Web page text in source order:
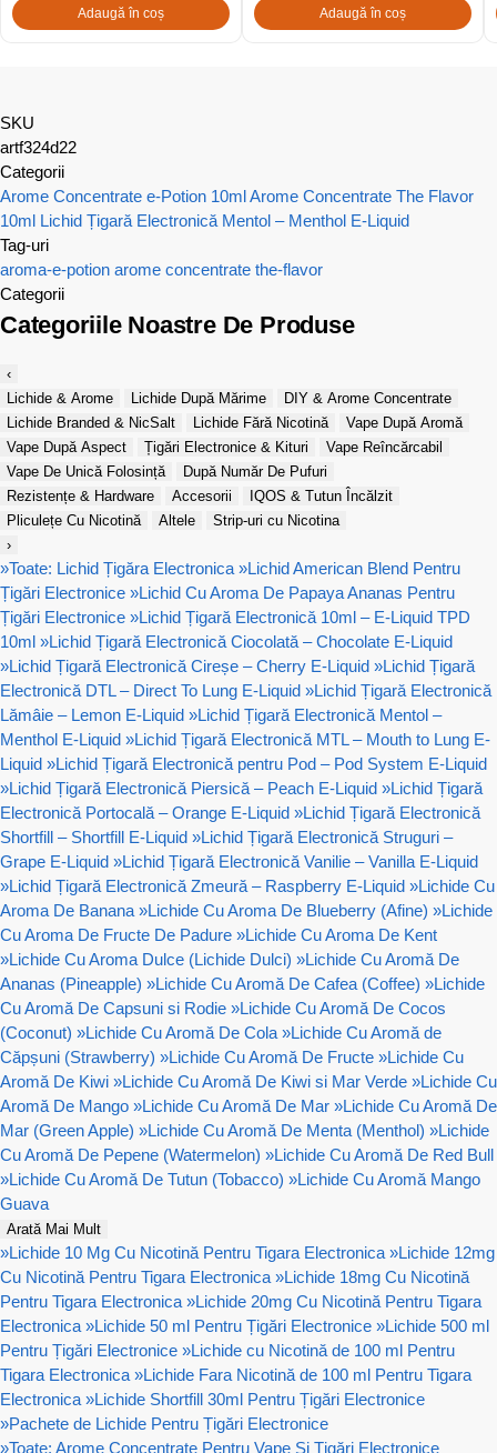
Adaugă în coș Adaugă în coș
SKU
artf324d22
Categorii
Arome Concentrate e-Potion 10mlArome Concentrate The Flavor
10ml Lichid Țigară Electronică Mentol – Menthol E-Liquid
Tag-uri
aroma-e-potion arome concentrate the-flavor
Categorii
Categoriile Noastre De Produse
‹
Lichide & Arome
Lichide După Mărime
DIY & Arome Concentrate
Lichide Branded & NicSalt
Lichide Fără Nicotină
Vape După Aromă
Vape După Aspect
Țigări Electronice & Kituri
Vape Reîncărcabil
Vape De Unică Folosință
După Număr De Pufuri
Rezistențe & Hardware
Accesorii
IQOS & Tutun Încălzit
Pliculețe Cu Nicotină
Altele
Strip-uri cu Nicotina
›
»Toate: Lichid Țigăra Electronica »Lichid American Blend Pentru
Țigări Electronice »Lichid Cu Aroma De Papaya Ananas Pentru
Țigări Electronice »Lichid Țigară Electronică 10ml – E-Liquid TPD
10ml »Lichid Țigară Electronică Ciocolată – Chocolate E-Liquid
»Lichid Țigară Electronică Cireșe – Cherry E-Liquid »Lichid Țigară
Electronică DTL – Direct To Lung E-Liquid »Lichid Țigară Electronică
Lămâie – Lemon E-Liquid »Lichid Țigară Electronică Mentol –
Menthol E-Liquid »Lichid Țigară Electronică MTL – Mouth to Lung E-
Liquid »Lichid Țigară Electronică pentru Pod – Pod System E-Liquid
»Lichid Țigară Electronică Piersică – Peach E-Liquid »Lichid Țigară
Electronică Portocală – Orange E-Liquid »Lichid Țigară Electronică
Shortfill – Shortfill E-Liquid »Lichid Țigară Electronică Struguri –
Grape E-Liquid »Lichid Țigară Electronică Vanilie – Vanilla E-Liquid
»Lichid Țigară Electronică Zmeură – Raspberry E-Liquid »Lichide Cu
Aroma De Banana »Lichide Cu Aroma De Blueberry (Afine) »Lichide
Cu Aroma De Fructe De Padure »Lichide Cu Aroma De Kent
»Lichide Cu Aroma Dulce (Lichide Dulci) »Lichide Cu Aromă De
Ananas (Pineapple) »Lichide Cu Aromă De Cafea (Coffee) »Lichide
Cu Aromă De Capsuni si Rodie »Lichide Cu Aromă De Cocos
(Coconut) »Lichide Cu Aromă De Cola »Lichide Cu Aromă de
Căpșuni (Strawberry) »Lichide Cu Aromă De Fructe »Lichide Cu
Aromă De Kiwi »Lichide Cu Aromă De Kiwi si Mar Verde »Lichide Cu
Aromă De Mango »Lichide Cu Aromă De Mar »Lichide Cu Aromă De
Mar (Green Apple) »Lichide Cu Aromă De Menta (Menthol) »Lichide
Cu Aromă De Pepene (Watermelon) »Lichide Cu Aromă De Red Bull
»Lichide Cu Aromă De Tutun (Tobacco) »Lichide Cu Aromă Mango
Guava
Arată Mai Mult
»Lichide 10 Mg Cu Nicotină Pentru Tigara Electronica »Lichide 12mg
Cu Nicotină Pentru Tigara Electronica »Lichide 18mg Cu Nicotină
Pentru Tigara Electronica »Lichide 20mg Cu Nicotină Pentru Tigara
Electronica »Lichide 50 ml Pentru Țigări Electronice »Lichide 500 ml
Pentru Țigări Electronice »Lichide cu Nicotină de 100 ml Pentru
Tigara Electronica »Lichide Fara Nicotină de 100 ml Pentru Tigara
Electronica »Lichide Shortfill 30ml Pentru Țigări Electronice
»Pachete de Lichide Pentru Țigări Electronice
»Toate: Arome Concentrate Pentru Vape Și Țigări Electronice